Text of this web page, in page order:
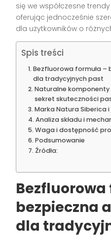
się we współczesne
oferując jednocześnie
dla użytkowników o
Spis treści
Bezfluorowa formuła
dla tradycyjnych past
Naturalne komponenty
sekret skuteczności
Marka Natura Siberica
Analiza składu i
Waga i dostępność
Podsumowanie
Źródła:
Bezfluorowa
bezpieczna
dla